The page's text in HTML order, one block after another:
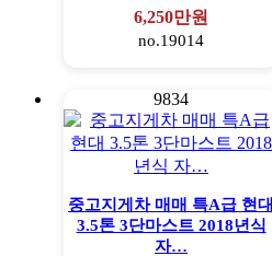
6,250만원
no.19014
9834
중고지게차 매매 특A급 현대
3.5톤 3단마스트 2018년식
자…